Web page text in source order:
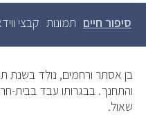
לשוניות
ראשיות
סיפור חיים (לשונית
תמונות קבצי
והתחנך. בבגרותו עבד
שאול.